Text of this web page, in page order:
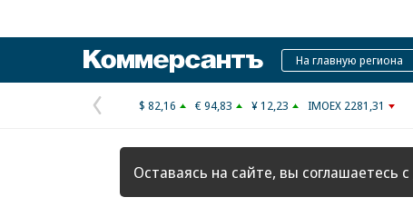
КоммерсантъНа главную региона
Предыдущая
страница
$ 82,16 € 94,83 ¥ 12,23 IMOEX 2281,31
Оставаясь на сайте, вы соглашаетесь с